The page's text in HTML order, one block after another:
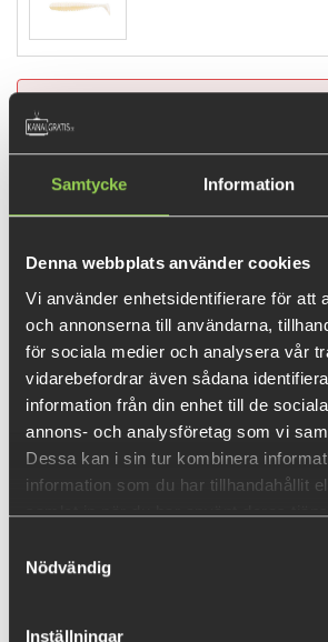
Samtycke Information
Denna webbplats använder cookies
Vi använder enhetsidentifierare för att
och annonserna till användarna,
för sociala medier och analysera vår
vidarebefordrar även sådana
information från din enhet till de
annons- och analysföretag som vi
Dessa kan i sin tur kombinera
information som du har tillhandahållit
samlat in när du har använt deras
Nödvändig
Inställningar
Oups, denna produkt finns inte i lager just nu 🤨
Men logga in eller fyll i din email adress så får du ett
att köpa 🥳
Ej i lager
75 kr
(99 kr)
Berkley PowerBait makes novice anglers